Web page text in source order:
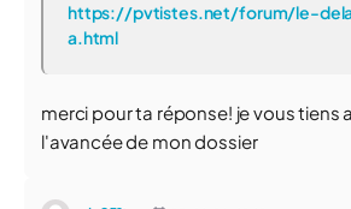
https://pvtistes.net/forum/le-
a.html
merci pour ta réponse! je vous tiens
l'avancée de mon dossier